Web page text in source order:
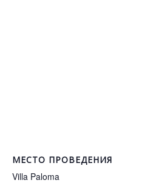
МЕСТО ПРОВЕДЕНИЯ
Villa Paloma